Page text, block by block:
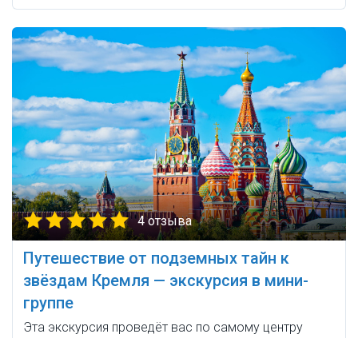
4 отзыва
Путешествие от подземных тайн к
звёздам Кремля — экскурсия в мини-
группе
Эта экскурсия проведёт вас по самому центру